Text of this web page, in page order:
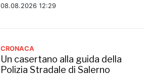
08.08.2026 12:29
CRONACA
Un casertano alla guida della
Polizia Stradale di Salerno